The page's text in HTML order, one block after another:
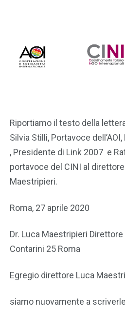
Riportiamo il testo della
Silvia Stilli, Portavoce
, Presidente di Link 2007 e
portavoce del CINI al direttore
Maestripieri.
Roma, 27 aprile 2020
Dr. Luca Maestripieri Direttore
Contarini 25 Roma
Egregio direttore Luca
siamo nuovamente a